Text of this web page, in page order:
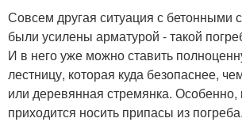
Совсем другая ситуация с бетонными
были усилены арматурой - такой
И в него уже можно ставить
лестницу, которая куда безопаснее,
или деревянная стремянка. Особенно,
приходится носить припасы из погреба.